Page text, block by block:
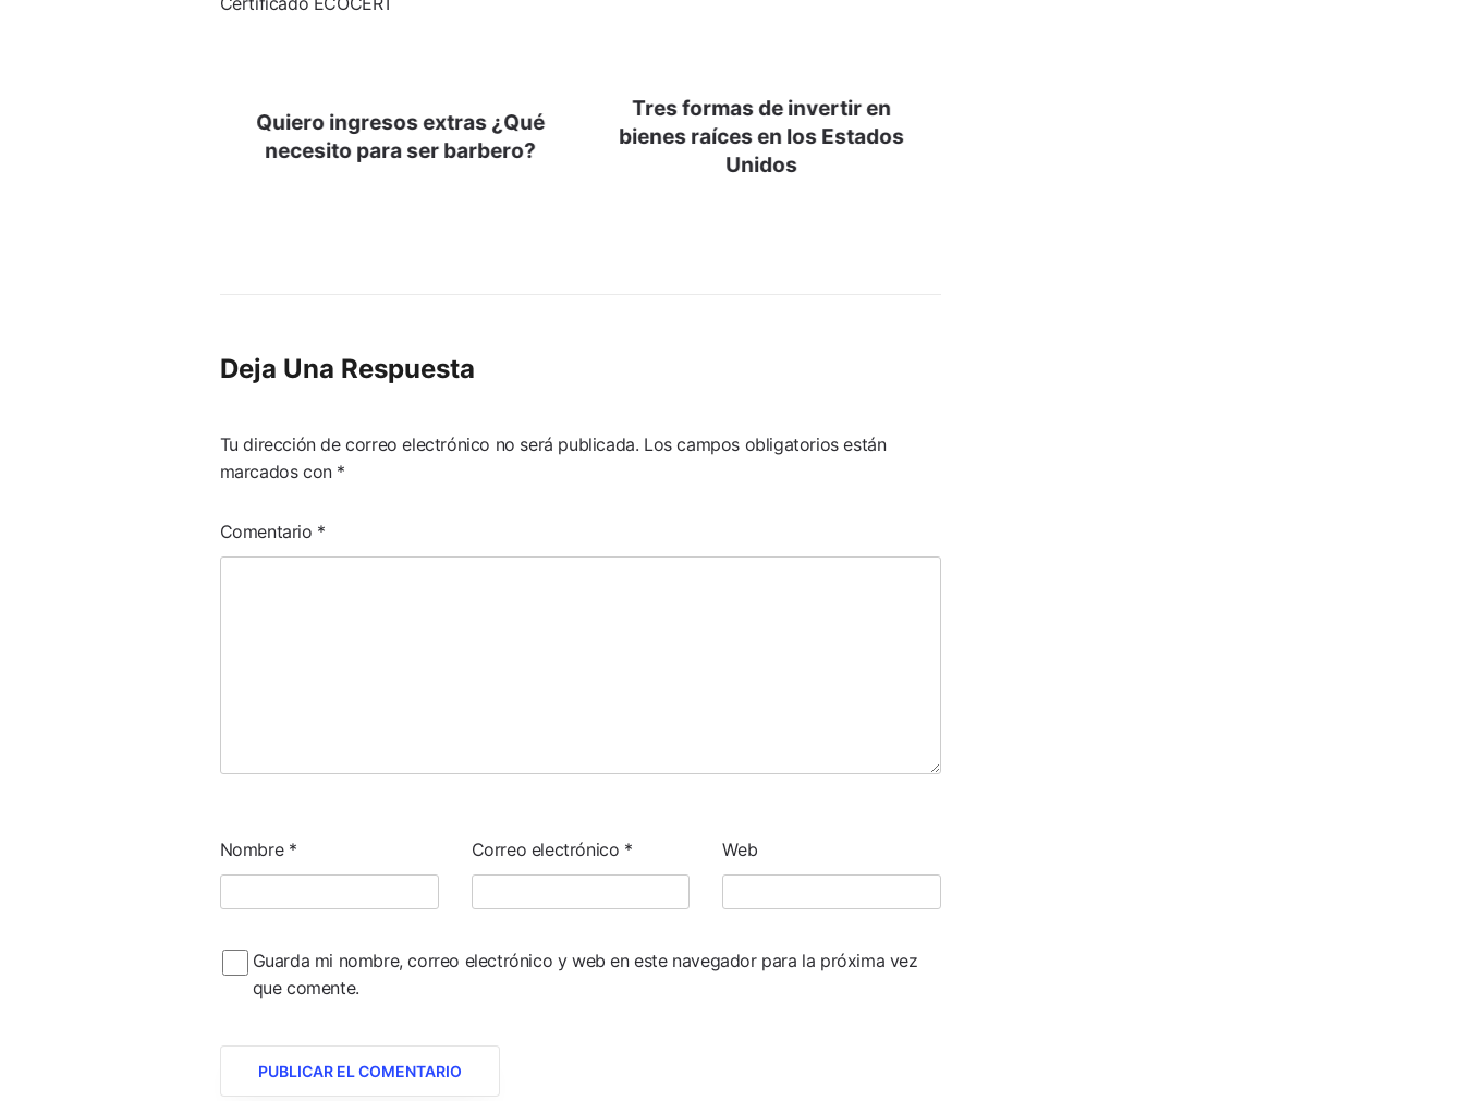
Entradas
Quiero ingresos extras ¿Qué
necesito para ser barbero?
Tres formas de invertir en
bienes raíces en los Estados
Unidos
Deja Una Respuesta
Tu dirección de correo electrónico no será publicada. Los campos obligatorios están
marcados con *
Comentario *
Nombre * Correo electrónico * Web
Guarda mi nombre, correo electrónico y web en este navegador para la próxima vez
que comente.